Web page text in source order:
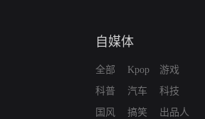
自媒体
全部
科普
国风
Kpop
汽车
搞笑
游戏
科技
出品人